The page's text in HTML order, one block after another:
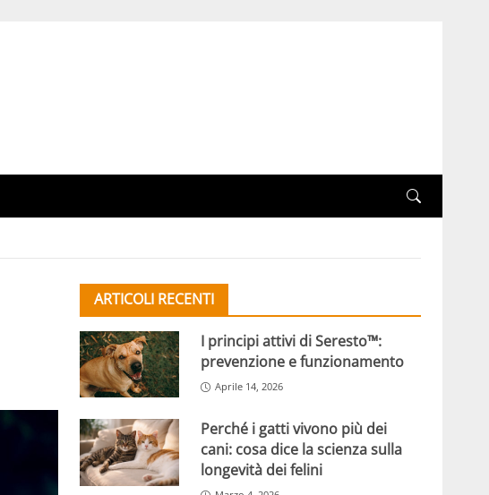
ARTICOLI RECENTI
I principi attivi di Seresto™:
prevenzione e funzionamento
Aprile 14, 2026
Perché i gatti vivono più dei
cani: cosa dice la scienza sulla
longevità dei felini